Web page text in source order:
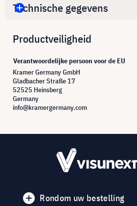
Technische gegevens
Productveiligheid
Verantwoordelijke persoon voor de EU
Kramer Germany GmbH
Gladbacher Straße 17
52525 Heinsberg
Germany
info@kramergermany.com
Rondom uw bestelling